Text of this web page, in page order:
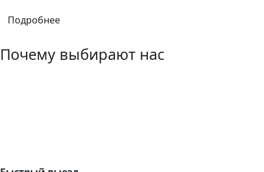
Подробнее
Почему выбирают нас